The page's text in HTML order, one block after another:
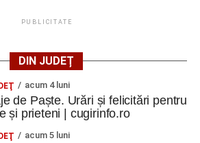
PUBLICITATE
DIN JUDEȚ
acum 4 luni
de Paște. Urări și felicitări pentru
și prieteni | cugirinfo.ro
acum 5 luni